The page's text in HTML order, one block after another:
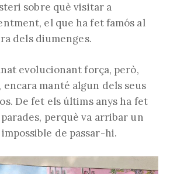
sobre què visitar a
el que ha fet famós al
dels diumenges.
evolucionant força, però,
manté algun dels seus
De fet els últims anys ha fet
perquè va arribar un
de passar-hi.